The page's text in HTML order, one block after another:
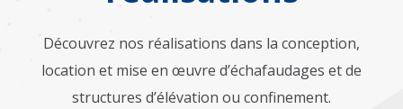
Découvrez nos réalisations dans la conception,
location et mise en œuvre d’échafaudages et de
structures d’élévation ou confinement.